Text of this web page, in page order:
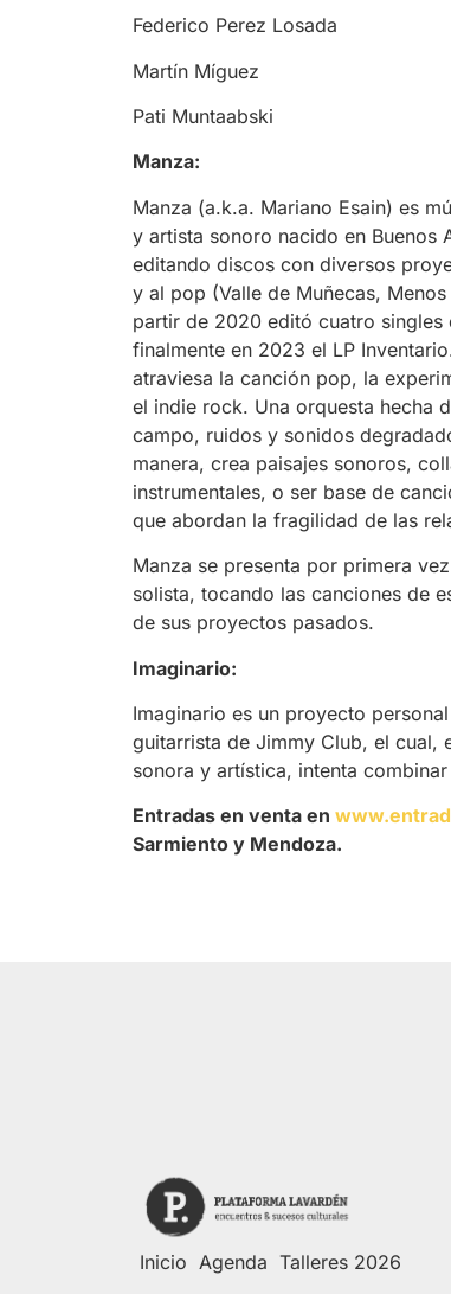
Federico Perez Losada
Martín Míguez
Pati Muntaabski
Manza:
Manza (a.k.a. Mariano Esain) es
y artista sonoro nacido en Buenos
editando discos con diversos
y al pop (Valle de Muñecas,
partir de 2020 editó cuatro
finalmente en 2023 el LP
atraviesa la canción pop, la
el indie rock. Una orquesta hecha
campo, ruidos y sonidos
manera, crea paisajes sonoros,
instrumentales, o ser base de
que abordan la fragilidad de las
Manza se presenta por primera
solista, tocando las canciones de
de sus proyectos pasados.
Imaginario:
Imaginario es un proyecto
guitarrista de Jimmy Club, el cual,
sonora y artística, intenta
Entradas en venta en
Sarmiento y Mendoza.
Inicio Agenda Talleres 2026